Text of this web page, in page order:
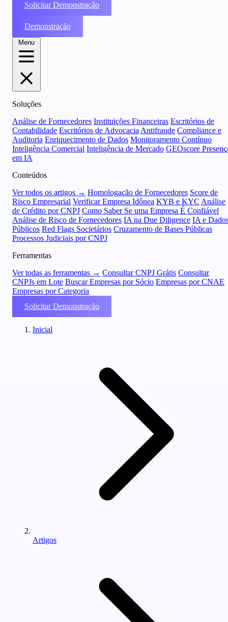
Solicitar Demonstração
Demonstração
Menu
Soluções
Análise de Fornecedores Instituições Financeiras Escritórios de
Contabilidade Escritórios de Advocacia Antifraude Compliance e
Auditoria Enriquecimento de Dados Monitoramento Contínuo
Inteligência Comercial Inteligência de Mercado GEOscore
em IA
Conteúdos
Ver todos os artigos → Homologação de Fornecedores Score de
Risco Empresarial Verificar Empresa Idônea KYB e KYC Análise
de Crédito por CNPJ Como Saber Se uma Empresa É Confiável
Análise de Risco de Fornecedores IA na Due Diligence IA e
Públicos Red Flags Societários Cruzamento de Bases Públicas
Processos Judiciais por CNPJ
Ferramentas
Ver todas as ferramentas → Consultar CNPJ Grátis Consultar
CNPJs em Lote Buscar Empresas por Sócio Empresas por CNAE
Empresas por Categoria
Solicitar Demonstração
Inicial
Artigos